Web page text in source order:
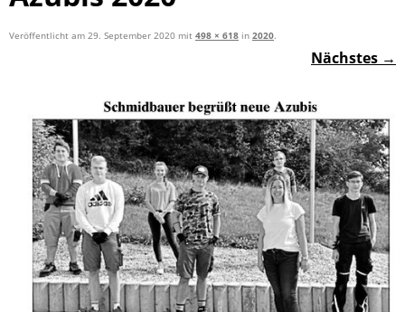
Veröffentlicht am 29. September 2020 mit 498 × 618 in 2020.
Nächstes →